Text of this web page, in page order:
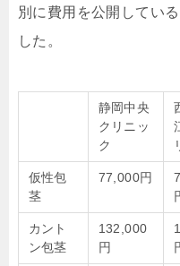
別に費用を公開してい
した。
静岡中央
クリニッ
ク
仮性包
茎
77,000円
カント
ン包茎
132,000
円